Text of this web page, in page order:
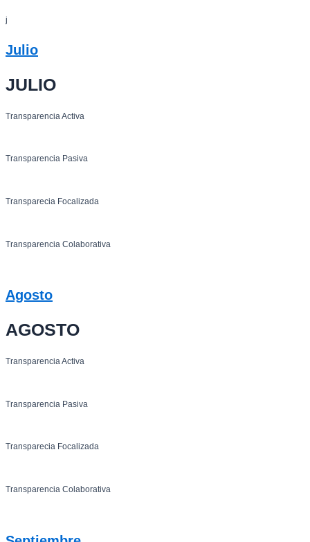
j
Julio
JULIO
Transparencia Activa
Transparencia Pasiva
Transparecia Focalizada
Transparencia Colaborativa
Agosto
AGOSTO
Transparencia Activa
Transparencia Pasiva
Transparecia Focalizada
Transparencia Colaborativa